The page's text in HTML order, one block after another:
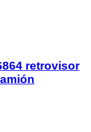
retrovisor